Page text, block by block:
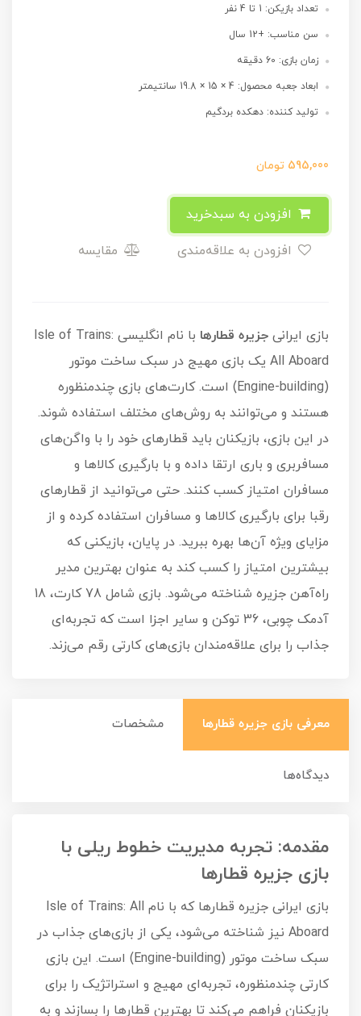
تعداد بازیکن: 1 تا 4 نفر
سن مناسب: +12 سال
زمان بازی: 60 دقیقه
ابعاد جعبه محصول: 4 × 15 × 19.8 سانتیمتر
تولید کننده: دهکده بردگیم
595,000 تومان
مقایسه
بازی ایرانی جزیره قطارها
با نام انگلیسی Isle of Trains:
All Aboard یک بازی مهیج در سبک ساخت موتور
(Engine-building) است. کارت‌های بازی چندمنظوره
هستند و می‌توانند به روش‌های مختلف استفاده شوند.
در این بازی، بازیکنان باید قطارهای خود را با واگن‌های
مسافربری و باری ارتقا داده و با بارگیری کالاها و
مسافران امتیاز کسب کنند. حتی می‌توانید از قطارهای
رقبا برای بارگیری کالاها و مسافران استفاده کرده و از
مزایای ویژه آن‌ها بهره ببرید. در پایان، بازیکنی که
بیشترین امتیاز را کسب کند به عنوان بهترین مدیر
راه‌آهن جزیره شناخته می‌شود. بازی شامل 78 کارت، 18
آدمک چوبی، 36 توکن و سایر اجزا است که تجربه‌ای
جذاب را برای علاقه‌مندان بازی‌های کارتی رقم می‌زند.
معرفی بازی جزیره قطارها مشخصات
دیدگاه‌ها
مقدمه: تجربه مدیریت خطوط ریلی با
بازی جزیره قطارها
بازی ایرانی جزیره قطارها که با نام Isle of Trains: All
Aboard نیز شناخته می‌شود، یکی از بازی‌های جذاب در
سبک ساخت موتور (Engine-building) است. این بازی
کارتی چندمنظوره، تجربه‌ای مهیج و استراتژیک را برای
بازیکنان فراهم می‌کند تا بهترین قطارها را بسازند و به